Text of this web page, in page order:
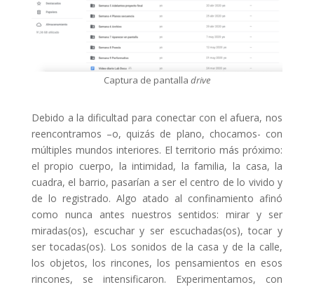
Captura de pantalla drive
Debido a la dificultad para conectar con el afuera, nos
reencontramos –o, quizás de plano, chocamos- con
múltiples mundos interiores. El territorio más próximo:
el propio cuerpo, la intimidad, la familia, la casa, la
cuadra, el barrio, pasarían a ser el centro de lo vivido y
de lo registrado. Algo atado al confinamiento afinó
como nunca antes nuestros sentidos: mirar y ser
miradas(os), escuchar y ser escuchadas(os), tocar y
ser tocadas(os). Los sonidos de la casa y de la calle,
los objetos, los rincones, los pensamientos en esos
rincones, se intensificaron. Experimentamos, con